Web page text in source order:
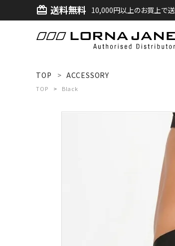
card_giftcard 送料無料 10,000円以上のお買上で
ACCOUNT MENU
ようこそ ゲスト 様
新規会員登録
TOP ACCESSORY
TOP Black